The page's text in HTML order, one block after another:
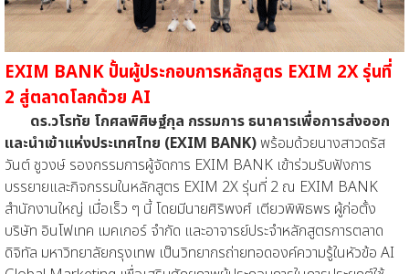
EXIM BANK ปั้นผู้ประกอบการหลักสูตร EXIM 2X รุ่นที่
2 สู่ตลาดโลกด้วย AI
ดร.วโรทัย โกศลพิศิษฐ์กุล กรรมการ ธนาคารเพื่อการส่งออก
และนำเข้าแห่งประเทศไทย (EXIM BANK)พร้อมด้วยนางสาวดรัส
วันต์ ชูวงษ์ รองกรรมการผู้จัดการ EXIM BANK เข้าร่วมรับฟังการ
บรรยายและกิจกรรมในหลักสูตร EXIM 2X รุ่นที่ 2 ณ EXIM BANK
สำนักงานใหญ่ เมื่อเร็ว ๆ นี้ โดยมีนายศิริพงศ์ เตียวพิพิธพร ผู้ก่อตั้ง
บริษัท อินโฟเทค เมคเกอร์ จำกัด และอาจารย์ประจำหลักสูตรการตลาด
ดิจิทัล มหาวิทยาลัยกรุงเทพ เป็นวิทยากรถ่ายทอดองค์ความรู้ในหัวข้อ AI